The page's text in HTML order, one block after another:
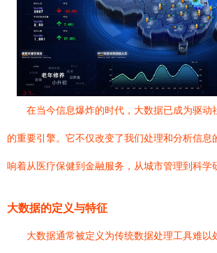
在当今信息爆炸的时代，大数据已成为驱动
的重要引擎。它不仅改变了我们处理和分析信息
响着从医疗保健到金融服务，从城市管理到科学
大数据的定义与特征
大数据通常被定义为传统数据处理工具难以